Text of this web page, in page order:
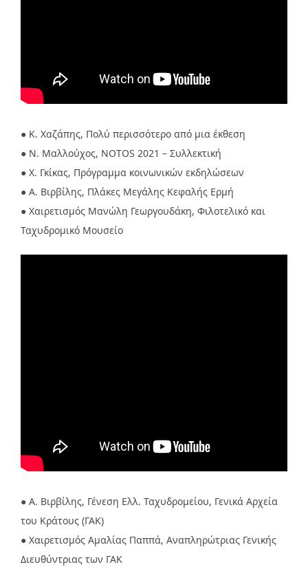
● Κ. Χαζάπης, Πολύ περισσότερο από μια έκθεση
● Ν. Μαλλούχος, ΝOTOS 2021 – Συλλεκτική
● Χ. Γκίκας, Πρόγραμμα κοινωνικών εκδηλώσεων
● Α. Βιρβίλης, Πλάκες Μεγάλης Κεφαλής Ερμή
● Χαιρετισμός Μανώλη Γεωργουδάκη, Φιλοτελικό και
Ταχυδρομικό Μουσείο
● Α. Βιρβίλης, Γένεση Ελλ. Ταχυδρομείου, Γενικά Αρχεία
του Κράτους (ΓΑΚ)
● Χαιρετισμός Αμαλίας Παππά, Αναπληρώτριας Γενικής
Διευθύντριας των ΓΑΚ